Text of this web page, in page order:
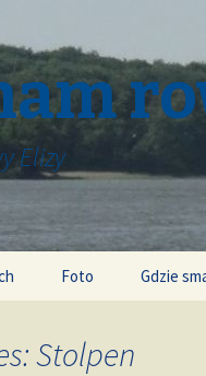
Elizy
Foto Gdzie
Stolpen